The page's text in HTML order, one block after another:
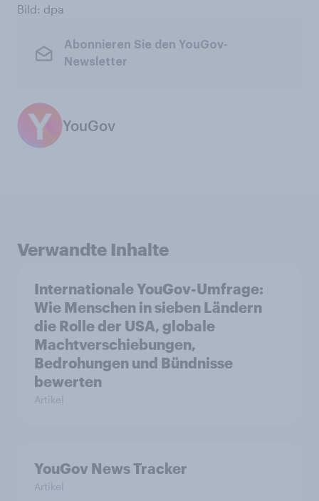
Bild: dpa
Abonnieren Sie den YouGov-
Newsletter
YouGov
Verwandte Inhalte
Internationale YouGov-Umfrage:
Wie Menschen in sieben Ländern
die Rolle der USA, globale
Machtverschiebungen,
Bedrohungen und Bündnisse
bewerten
Artikel
YouGov News Tracker
Artikel